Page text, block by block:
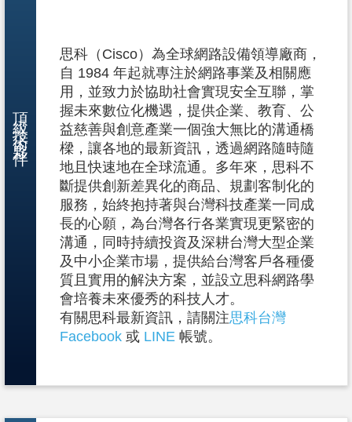
頂級技術夥伴
思科（Cisco）為全球網路設備領導廠商，
自 1984 年起就專注於網路事業及相關應
用，並致力於協助社會實現安全互聯，掌
握未來數位化機遇，提供企業、教育、公
益慈善與創意產業一個強大無比的溝通橋
樑，讓各地的最新資訊，透過網路隨時隨
地且快速地在全球流通。多年來，思科不
斷提供創新差異化的商品、規劃客制化的
服務，始終抱持著與台灣科技產業一同成
長的心願，為台灣各行各業實現更緊密的
溝通，同時持續投資及深耕台灣大型企業
及中小企業市場，提供給台灣客戶各種優
質且實用的解決方案，並設立思科網路學
會培養未來優秀的科技人才。
有關思科最新資訊，請關注思科台灣
Facebook或 LINE 帳號。